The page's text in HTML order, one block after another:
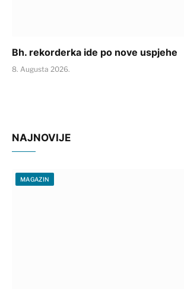
Bh. rekorderka ide po nove uspjehe
8. Augusta 2026.
NAJNOVIJE
MAGAZIN